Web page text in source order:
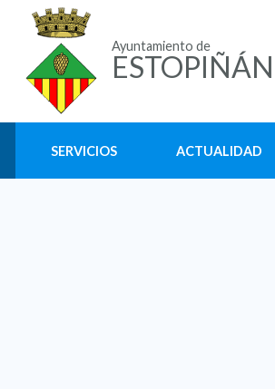
Ayuntamiento de
SERVICIOS ACTUALIDAD